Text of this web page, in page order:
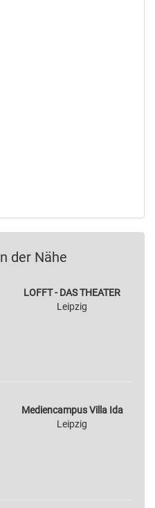
der Nähe
LOFFT - DAS THEATER
Leipzig
Mediencampus Villa Ida
Leipzig